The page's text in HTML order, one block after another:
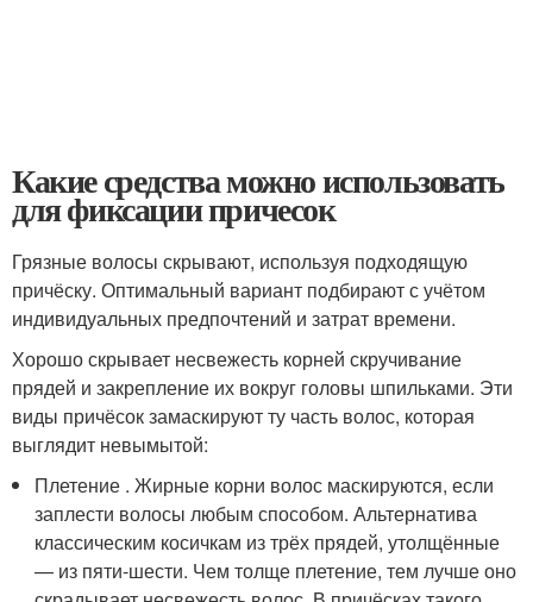
Какие средства можно использовать
для фиксации причесок
Грязные волосы скрывают, используя подходящую
причёску. Оптимальный вариант подбирают с учётом
индивидуальных предпочтений и затрат времени.
Хорошо скрывает несвежесть корней скручивание
прядей и закрепление их вокруг головы шпильками. Эти
виды причёсок замаскируют ту часть волос, которая
выглядит невымытой:
Плетение . Жирные корни волос маскируются, если
заплести волосы любым способом. Альтернатива
классическим косичкам из трёх прядей, утолщённые
— из пяти-шести. Чем толще плетение, тем лучше оно